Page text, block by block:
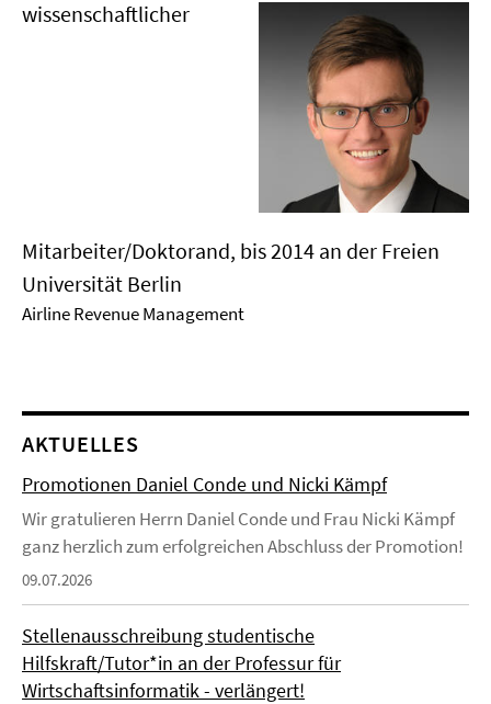
wissenschaftlicher
Mitarbeiter/Doktorand, bis 2014 an der Freien
Universität Berlin
Airline Revenue Management
AKTUELLES
Promotionen Daniel Conde und Nicki Kämpf
Wir gratulieren Herrn Daniel Conde und Frau Nicki Kämpf
ganz herzlich zum erfolgreichen Abschluss der Promotion!
09.07.2026
Stellenausschreibung studentische
Hilfskraft/Tutor*in an der Professur für
Wirtschaftsinformatik - verlängert!